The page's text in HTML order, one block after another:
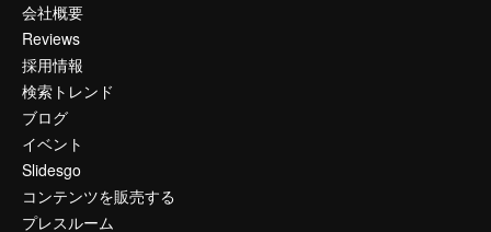
会社概要
Reviews
採用情報
検索トレンド
ブログ
イベント
Slidesgo
コンテンツを販売する
プレスルーム